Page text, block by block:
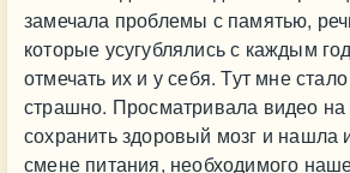
замечала проблемы с памятью,
которые усугублялись с каждым
отмечать их и у себя. Тут мне
страшно. Просматривала видео
сохранить здоровый мозг и
смене питания, необходимого